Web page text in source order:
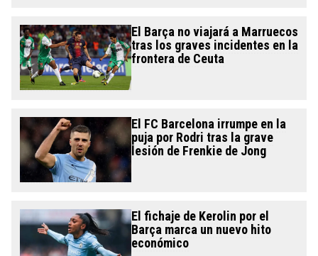
El Barça no viajará a Marruecos
tras los graves incidentes en la
frontera de Ceuta
El FC Barcelona irrumpe en la
puja por Rodri tras la grave
lesión de Frenkie de Jong
El fichaje de Kerolin por el
Barça marca un nuevo hito
económico